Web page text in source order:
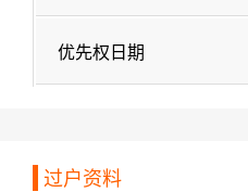
优先权日期
过户资料